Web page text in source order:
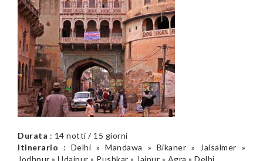
Durata : 14 notti / 15 giorni
Itinerario : Delhi » Mandawa » Bikaner » Jaisalmer »
Jodhpur » Udaipur » Pushkar » Jaipur » Agra » Delhi